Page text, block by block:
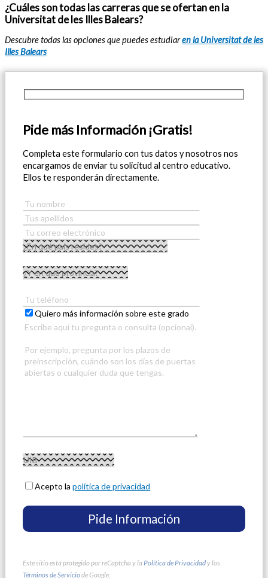
¿Cuáles son todas las carreras que se ofertan en la
Universitat de les Illes Balears?
Descubre todas las opciones que puedes estudiaren la Universitat de les
Illes Balears
Pide más Información ¡Gratis!
Completa este formulario con tus datos y nosotros nos
encargamos de enviar tu solicitud al centro educativo.
Ellos te responderán directamente.
Quiero más información sobre este grado
Acepto lapolítica de privacidad
Este sitio está protegido por reCaptcha y la Política de Privacidady los
Términos de Serviciode Google.